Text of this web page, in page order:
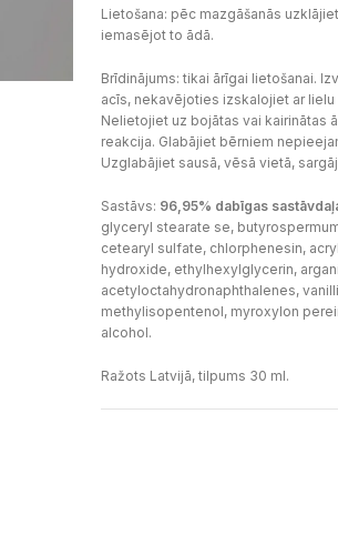
Lietošana: pēc mazgāšanās
iemasējot to ādā.
Brīdinājums: tikai ārīgai lietošanai.
acīs, nekavējoties izskalojiet ar
Nelietojiet uz bojātas vai kairinātas ā
reakcija. Glabājiet bērniem
Uzglabājiet sausā, vēsā vietā,
Sastāvs: 96,95% dabīgas
glyceryl stearate se,
cetearyl sulfate, chlorphenesin,
hydroxide, ethylhexylglycerin,
acetyloctahydronaphthalenes,
methylisopentenol, myroxylon
alcohol.
Ražots Latvijā, tilpums 30 ml.